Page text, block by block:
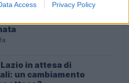
Access Privacy Policy
la realtà supera la fiction:
Lazio in attesa di
un cambiamento